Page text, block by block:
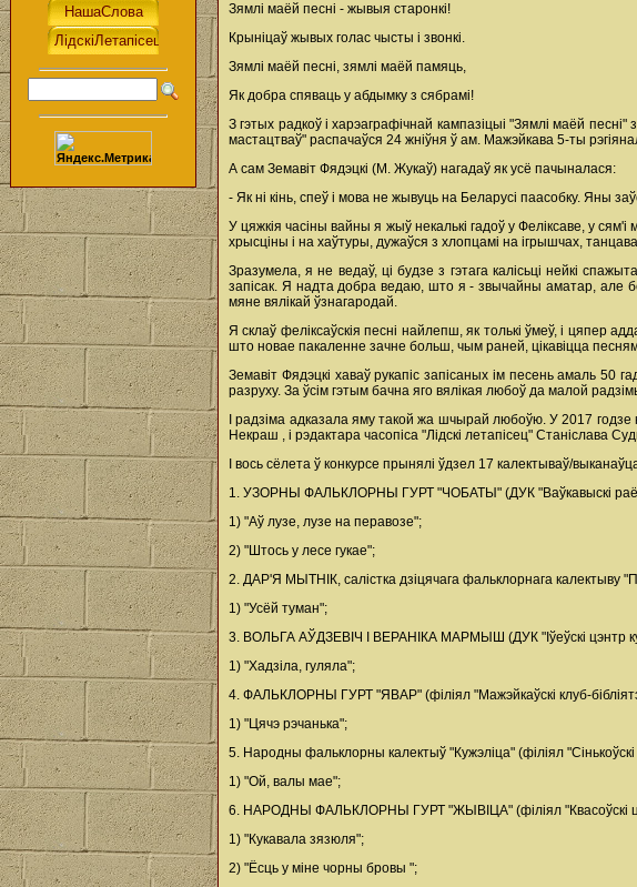
Зямлі маёй песні - жывыя старонкі!
Крыніцаў жывых голас чысты і звонкі.
Зямлі маёй песні, зямлі маёй памяць,
Як добра спяваць у абдымку з сябрамі!
З гэтых радкоў і харэаграфічнай кампазіцыі "Зямлі маёй
мастацтваў" распачаўся 24 жніўня ў ам. Мажэйкава 5-ты
А сам Земавіт Фядэцкі (М. Жукаў) нагадаў як усё пачыналася:
- Як ні кінь, спеў і мова не жывуць на Беларусі паасобку. Яны
У цяжкія часіны вайны я жыў некалькі гадоў у Феліксаве, у
хрысціны і на хаўтуры, дужаўся з хлопцамі на ігрышчах,
Зразумела, я не ведаў, ці будзе з гэтага калісьці нейкі
запісак. Я надта добра ведаю, што я - звычайны аматар, але
мяне вялікай ўзнагародай.
Я склаў феліксаўскія песні найлепш, як толькі ўмеў, і цяпер
што новае пакаленне зачне больш, чым раней, цікавіцца
Земавіт Фядэцкі хаваў рукапіс запісаных ім песень амаль
разруху. За ўсім гэтым бачна яго вялікая любоў да малой
I радзіма адказала яму такой жа шчырай любоўю. У 2017
Некраш , і рэдактара часопіса "Лідскі летапісец" Станіслава
І вось сёлета ў конкурсе прынялі ўдзел 17 калектываў/
1. УЗОРНЫ ФАЛЬКЛОРНЫ ГУРТ "ЧОБАТЫ" (ДУК "Ваўкавыскі
1) "Аў лузе, лузе на перавозе";
2) "Штось у лесе гукае";
2. ДАР'Я МЫТНІК, салістка дзіцячага фальклорнага калектыву
1) "Усёй туман";
3. ВОЛЬГА АЎДЗЕВІЧ I ВЕРАНІКА МАРМЫШ (ДУК "Іўеўскі цэнтр
1) "Хадзіла, гуляла";
4. ФАЛЬКЛОРНЫ ГУРТ "ЯВАР" (філіял "Мажэйкаўскі клуб-
1) "Цячэ рэчанька";
5. Народны фальклорны калектыў "Кужэліца" (філіял
1) "Ой, валы мае";
6. НАРОДНЫ ФАЛЬКЛОРНЫ ГУРТ "ЖЫВІЦА" (філіял "Квасоўскі
1) "Кукавала зязюля";
2) "Ёсць у міне чорны бровы ";